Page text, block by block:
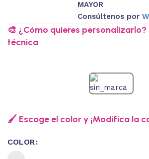
MAYOR
Consúltenos por
🎨 ¿Cómo quieres
técnica
🖌️ Escoge el color y ¡Modifica la
COLOR